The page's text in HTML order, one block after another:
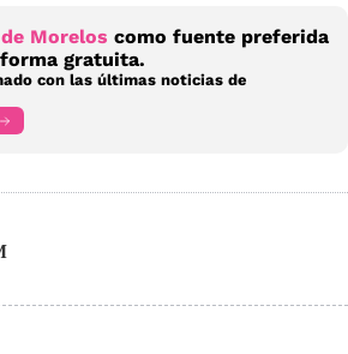
Morelos como fuente preferida
gratuita.
con las últimas noticias de